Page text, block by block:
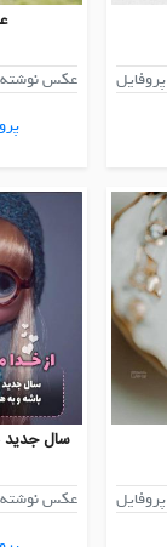
پروفایل
عکس نوشته
پروفایل
سال جدید
عکس نوشته